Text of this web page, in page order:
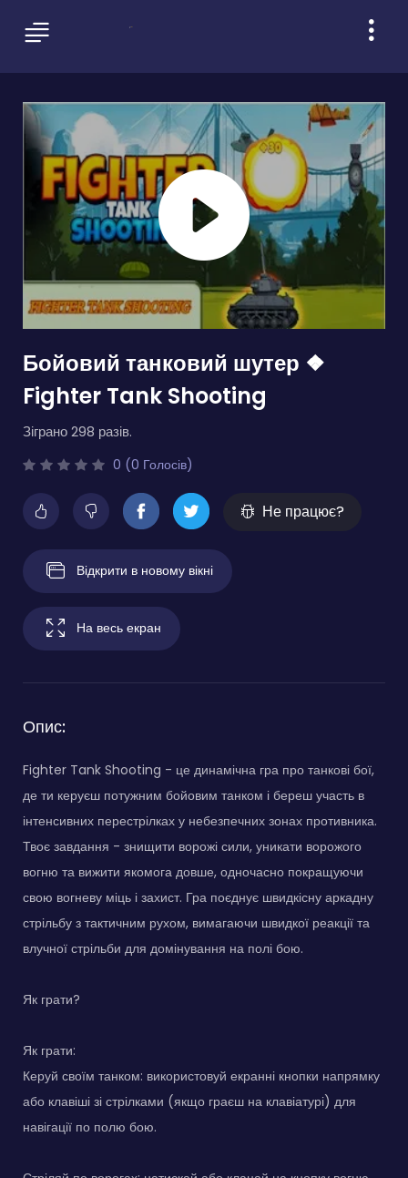
Бойовий танковий шутер ❖
Fighter Tank Shooting
Зіграно 298 разів.
0 (0 Голосів)
Не працює?
Відкрити в новому вікні
На весь екран
Опис:
Fighter Tank Shooting - це динамічна гра про танкові бої,
де ти керуєш потужним бойовим танком і береш участь в
інтенсивних перестрілках у небезпечних зонах противника.
Твоє завдання - знищити ворожі сили, уникати ворожого
вогню та вижити якомога довше, одночасно покращуючи
свою вогневу міць і захист. Гра поєднує швидкісну аркадну
стрільбу з тактичним рухом, вимагаючи швидкої реакції та
влучної стрільби для домінування на полі бою.
Як грати?
Як грати:
Керуй своїм танком: використовуй екранні кнопки напрямку
або клавіші зі стрілками (якщо граєш на клавіатурі) для
навігації по полю бою.